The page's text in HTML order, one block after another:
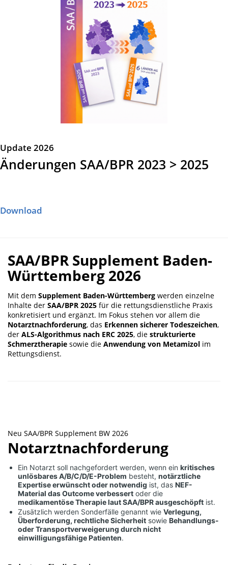
Update 2026
Änderungen SAA/BPR 2023 > 2025
Download
SAA/BPR Supplement Baden-
Württemberg 2026
Mit dem Supplement Baden-Württemberg werden einzelne
Inhalte der SAA/BPR 2025 für die rettungsdienstliche Praxis
konkretisiert und ergänzt. Im Fokus stehen vor allem die
Notarztnachforderung, das Erkennen sicherer Todeszeichen,
der ALS-Algorithmus nach ERC 2025, die strukturierte
Schmerztherapie sowie die Anwendung von Metamizol im
Rettungsdienst.
Neu SAA/BPR Supplement BW 2026
Notarztnachforderung
Ein Notarzt soll nachgefordert werden, wenn ein kritisches
unlösbares A/B/C/D/E-Problem besteht, notärztliche
Expertise erwünscht oder notwendig ist, das NEF-
Material das Outcome verbessert oder die
medikamentöse Therapie laut SAA/BPR ausgeschöpft ist.
Zusätzlich werden Sonderfälle genannt wie Verlegung,
Überforderung, rechtliche Sicherheit sowie Behandlungs-
oder Transportverweigerung durch nicht
einwilligungsfähige Patienten.